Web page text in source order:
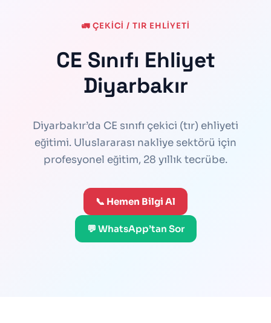
🚛 ÇEKİCİ / TIR EHLİYETİ
CE Sınıfı Ehliyet
Diyarbakır
Diyarbakır’da CE sınıfı çekici (tır) ehliyeti
eğitimi. Uluslararası nakliye sektörü için
profesyonel eğitim, 28 yıllık tecrübe.
📞 Hemen Bilgi Al
💬 WhatsApp’tan Sor